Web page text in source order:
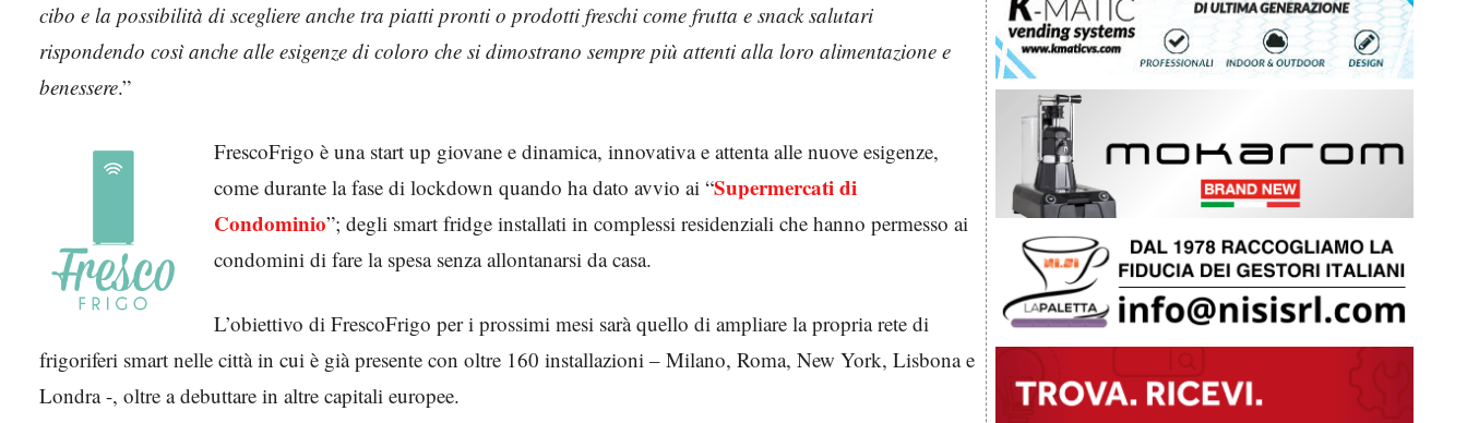
cibo e la possibilità di scegliere anche tra piatti pronti o prodotti freschi come frutta e snack salutari
rispondendo così anche alle esigenze di coloro che si dimostrano sempre più attenti alla loro alimentazione e
benessere.”
FrescoFrigo è una start up giovane e dinamica, innovativa e attenta alle nuove esigenze,
come durante la fase di lockdown quando ha dato avvio ai “Supermercati di
Condominio”; degli smart fridge installati in complessi residenziali che hanno permesso ai
condomini di fare la spesa senza allontanarsi da casa.
L’obiettivo di FrescoFrigo per i prossimi mesi sarà quello di ampliare la propria rete di
frigoriferi smart nelle città in cui è già presente con oltre 160 installazioni – Milano, Roma, New York, Lisbona e
Londra -, oltre a debuttare in altre capitali europee.